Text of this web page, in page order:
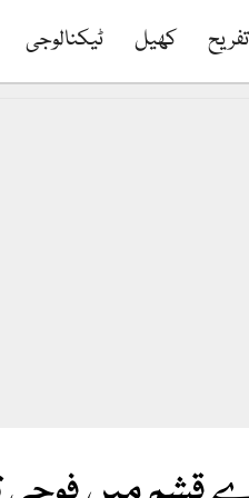
تفریح کھیل ٹیکنالوجی